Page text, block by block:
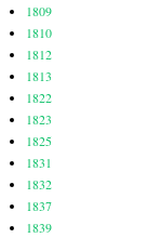
1809
1810
1812
1813
1822
1823
1825
1831
1832
1837
1839